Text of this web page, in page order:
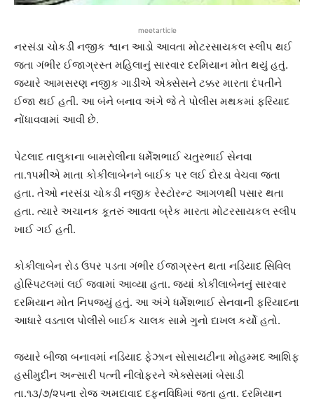
meetarticle
નરસંડા ચોકડી નજીક શ્વાન આડો આવતા મોટરસાયકલ સ્લીપ થઈ
જતા ગંભીર ઈજાગ્રસ્ત મહિલાનું સારવાર દરમિયાન મોત થયું હતું.
જ્યારે આમસરણ નજીક ગાડીએ એક્સેસને ટક્કર મારતા દંપતીને
ઈજા થઈ હતી. આ બંને બનાવ અંગે જે તે પોલીસ મથકમાં ફરિયાદ
નોંધાવવામાં આવી છે.
પેટલાદ તાલુકાના બામરોલીના ધર્મેશભાઈ ચતુરભાઈ સેનવા
તા.૧૫મીએ માતા કોકીલાબેનને બાઈક પર લઈ દોરડા વેચવા જતા
હતા. તેઓ નરસંડા ચોકડી નજીક રેસ્ટોરન્ટ આગળથી પસાર થતા
હતા. ત્યારે અચાનક કૂતરું આવતા બ્રેક મારતા મોટરસાયકલ સ્લીપ
ખાઈ ગઈ હતી.
કોકીલાબેન રોડ ઉપર પડતા ગંભીર ઈજાગ્રસ્ત થતા નડિયાદ સિવિલ
હોસ્પિટલમાં લઈ જવામાં આવ્યા હતા. જ્યાં કોકીલાબેનનું સારવાર
દરમિયાન મોત નિપજ્યું હતું. આ અંગે ધર્મેશભાઈ સેનવાની ફરિયાદના
આધારે વડતાલ પોલીસે બાઈક ચાલક સામે ગુનો દાખલ કર્યો હતો.
જ્યારે બીજા બનાવમાં નડિયાદ ફેઝાન સોસાયટીના મોહમ્મદ આશિફ
હસીમુદીન અન્સારી પત્ની નીલોફરને એક્સેસમાં બેસાડી
તા.૧૩/૭/૨૫ના રોજ અમદાવાદ દફનવિધિમાં જતા હતા. દરમિયાન